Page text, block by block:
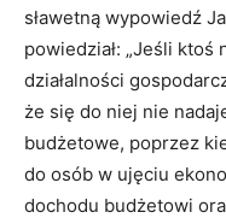
sławetną wypowiedź
powiedział: „Jeśli
działalności
że się do niej nie
budżetowe, poprzez
do osób w ujęciu
dochodu budżetowi